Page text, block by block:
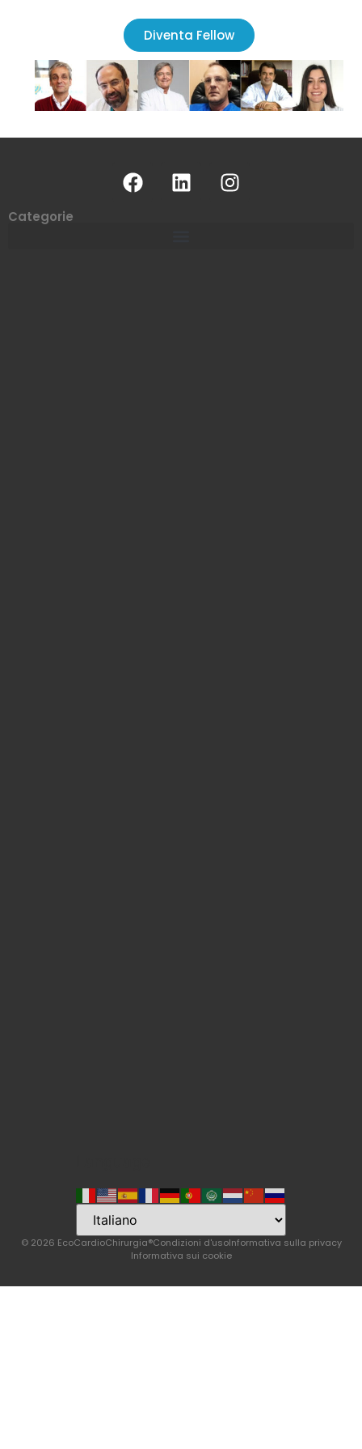
Diventa Fellow
Categorie
© 2026 EcoCardioChirurgia®Condizioni d'usoInformativa sulla privacy
Informativa sui cookie